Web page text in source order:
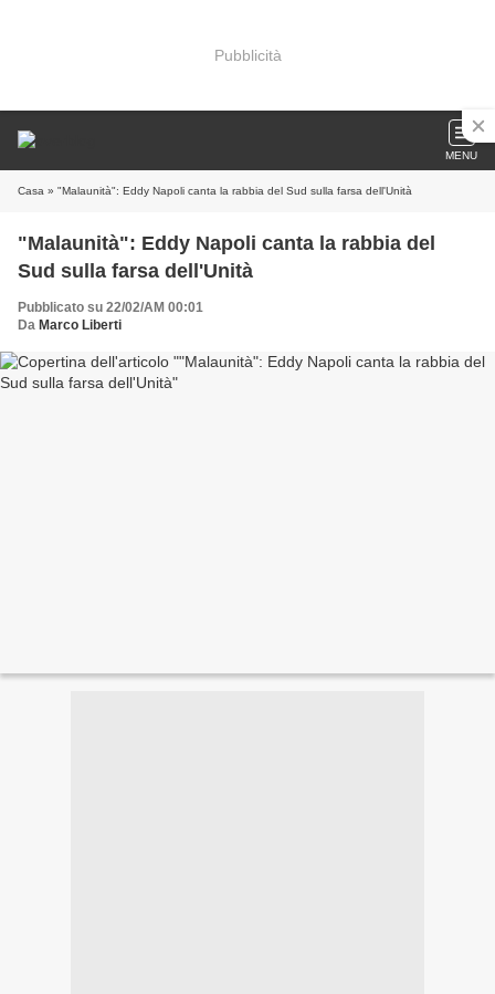
Pubblicità
MENU
Casa » "Malaunità": Eddy Napoli canta la rabbia del Sud sulla farsa dell'Unità
"Malaunità": Eddy Napoli canta la rabbia del
Sud sulla farsa dell'Unità
Pubblicato su 22/02/AM 00:01
Da Marco Liberti